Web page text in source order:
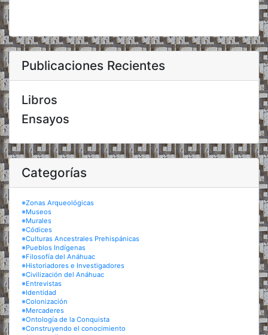
Publicaciones Recientes
Libros
Ensayos
Categorías
※Zonas Arqueológicas
※Museos
※Murales
※Códices
※Culturas Ancestrales Prehispánicas
※Pueblos Indígenas
※Filosofía del Anáhuac
※Historiadores e Investigadores
※Civilización del Anáhuac
※Entrevistas
※Identidad
※Colonización
※Mercaderes
※Ontología de la Conquista
※Construyendo el conocimiento